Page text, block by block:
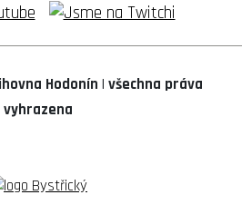
Hodonín | všechna práva
vyhrazena